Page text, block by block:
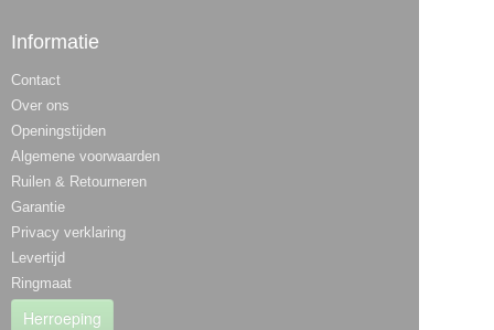
Informatie
Contact
Over ons
Openingstijden
Algemene voorwaarden
Ruilen & Retourneren
Garantie
Privacy verklaring
Levertijd
Ringmaat
Herroeping